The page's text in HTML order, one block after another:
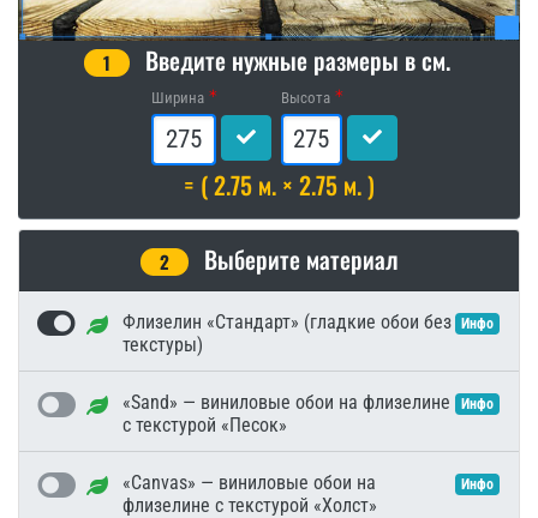
1 Введите нужные размеры в см.
Ширина Высота
= ( 2.75 м. × 2.75 м. )
2 Выберите материал
Флизелин «Стандарт» (гладкие обои без
текстуры)
Инфо
«Sand» — виниловые обои на флизелине
с текстурой «Песок»
Инфо
«Canvas» — виниловые обои на
флизелине с текстурой «Холст»
Инфо